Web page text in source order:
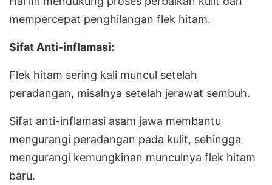
mempercepat penghilangan flek hitam.
Sifat Anti-inflamasi:
Flek hitam sering kali muncul setelah
peradangan, misalnya setelah jerawat sembuh.
Sifat anti-inflamasi asam jawa membantu
mengurangi peradangan pada kulit, sehingga
mengurangi kemungkinan munculnya flek hitam
baru.